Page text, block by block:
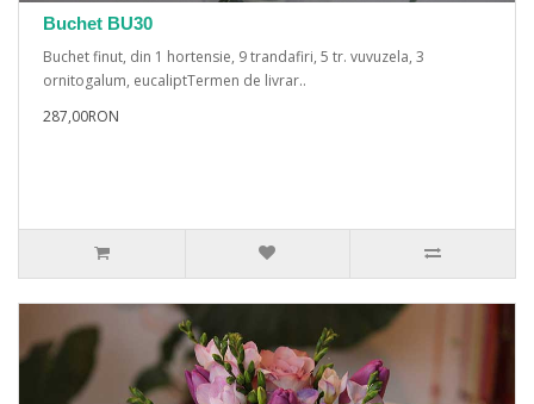
Buchet BU30
Buchet finut, din 1 hortensie, 9 trandafiri, 5 tr. vuvuzela, 3
ornitogalum, eucaliptTermen de livrar..
287,00RON